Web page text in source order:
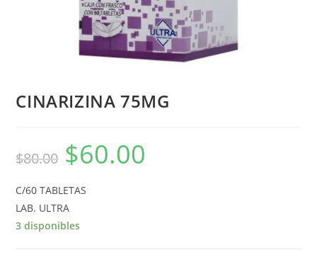
CINARIZINA 75MG
$80.00 $60.00
C/60 TABLETAS
LAB. ULTRA
3 disponibles